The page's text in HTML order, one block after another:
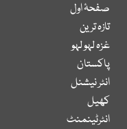
صفحۂ اول
تازہ ترین
غزہ لہو لہو
پاکستان
انٹر نیشنل
کھیل
انٹرٹینمنٹ